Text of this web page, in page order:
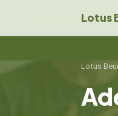
Lotus
Lotus